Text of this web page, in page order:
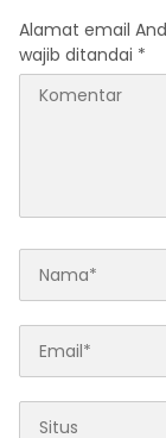
Alamat email
wajib ditandai *